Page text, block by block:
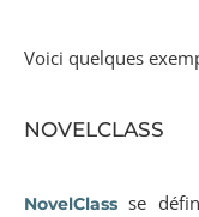
Voici quelques
NOVELCLASS
NovelClass se